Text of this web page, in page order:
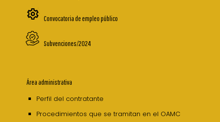
Convocatoria de empleo público
Subvenciones/2024
Área administrativa
Perfil del contratante
Procedimientos que se tramitan en el OAMC